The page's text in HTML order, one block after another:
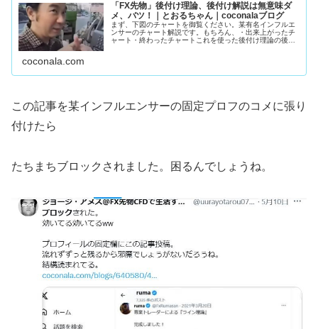
「FX先物」後付け理論、後付け解説は無意味ダ
メ、バツ！｜とおるちゃん｜coconalaブログ
まず、下図のチャートを御覧ください。某有名インフルエ
ンサーのチャート解説です。もちろん、・出来上がったチ
ャート・終わったチャートこれを使った後付け理論の後付
coconala.com
この記事を某インフルエンサーの固定プロフのコメに張り
付けたら
たちまちブロックされました。困るんでしょうね。